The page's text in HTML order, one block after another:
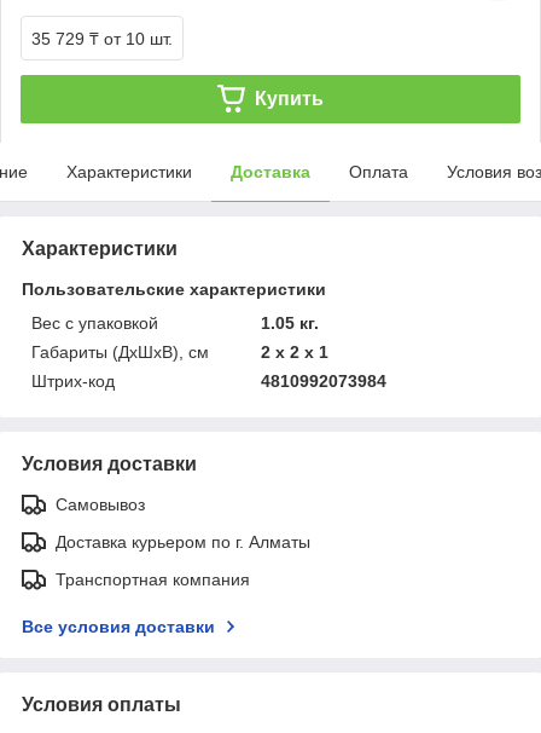
35 729 ₸ от 10 шт.
Купить
Характеристики Доставка Оплата Условия
Характеристики
Пользовательские характеристики
Вес с упаковкой
1.05 кг.
Габариты (ДхШхВ), см
2 x 2 x 1
Штрих-код
4810992073984
Условия доставки
Самовывоз
Доставка курьером по г. Алматы
Транспортная компания
Все условия доставки
Условия оплаты